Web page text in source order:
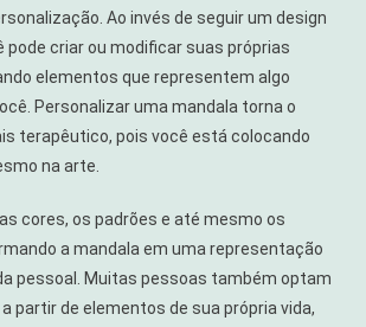
Ao invés de seguir um design
pode criar ou modificar suas próprias
elementos que representem algo
Personalizar uma mandala torna o
terapêutico, pois você está colocando
na arte.
cores, os padrões e até mesmo os
a mandala em uma representação
pessoal. Muitas pessoas também optam
partir de elementos de sua própria vida,